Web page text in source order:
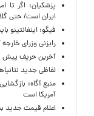
پزشکیان: اگر تا
ایران است/ حتی
فیگو: اینفانتینو
رایزنی وزرای خارجه
آخرین حریف
لفاظی جدید
منبع آگاه:
آمریکا است
اعلام قیمت جدید